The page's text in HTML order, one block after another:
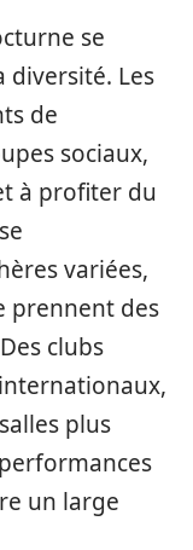
se
diversité. Les
de
sociaux,
à profiter du
variées,
prennent des
clubs
plus
un large